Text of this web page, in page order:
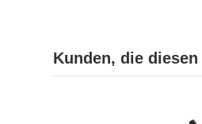
Kunden, die